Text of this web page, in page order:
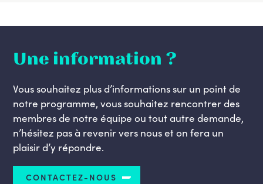
Une information ?
Vous souhaitez plus d’informations sur un point de
notre programme, vous souhaitez rencontrer des
membres de notre équipe ou tout autre demande,
n’hésitez pas à revenir vers nous et on fera un
plaisir d’y répondre.
CONTACTEZ-NOUS